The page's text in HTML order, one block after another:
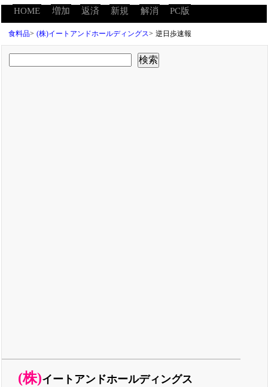
HOME 増加 返済 新規 解消 PC版
食料品> (株)イートアンドホールディングス> 逆日歩速報
(株)イートアンドホールディングス